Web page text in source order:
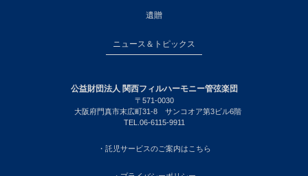
遺贈
ニュース＆トピックス
公益財団法人 関西フィルハーモニー管弦楽団
〒571-0030
大阪府門真市末広町31-8 サンコオア第3ビル6階
TEL.06-6115-9911
・託児サービスのご案内はこちら